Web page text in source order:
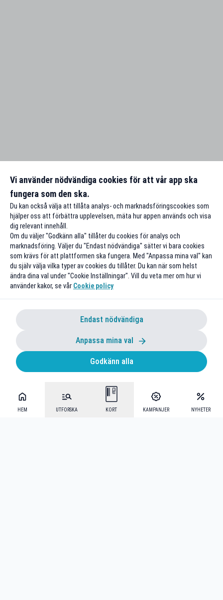
HEM UTFORSKA KORT KAMPANJER NYHETER
Vi använder nödvändiga cookies för att vår app ska
fungera som den ska.
Du kan också välja att tillåta analys- och marknadsföringscookies som
hjälper oss att förbättra upplevelsen, mäta hur appen används och visa
dig relevant innehåll.
Om du väljer "Godkänn alla" tillåter du cookies för analys och
marknadsföring. Väljer du "Endast nödvändiga" sätter vi bara cookies
som krävs för att plattformen ska fungera. Med "Anpassa mina val" kan
du själv välja vilka typer av cookies du tillåter. Du kan när som helst
ändra dina val under "Cookie Inställningar". Vill du veta mer om hur vi
använder kakor, se vår Cookie policy
Endast nödvändiga
Anpassa mina val
Godkänn alla